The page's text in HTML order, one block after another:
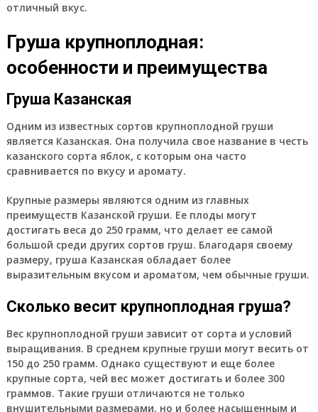
отличный вкус.
Груша крупноплодная:
особенности и преимущества
Груша Казанская
Одним из известных сортов крупноплодной груши
является Казанская. Она получила свое название в честь
казанского сорта яблок, с которым она часто
сравнивается по вкусу и аромату.
Крупные размеры являются одним из главных
преимуществ Казанской груши. Ее плоды могут
достигать веса до 250 грамм, что делает ее самой
большой среди других сортов груш. Благодаря своему
размеру, груша Казанская обладает более
выразительным вкусом и ароматом, чем обычные груши.
Сколько весит крупноплодная груша?
Вес крупноплодной груши зависит от сорта и условий
выращивания. В среднем крупные груши могут весить от
150 до 250 грамм. Однако существуют и еще более
крупные сорта, чей вес может достигать и более 300
граммов. Такие груши отличаются не только
внушительными размерами, но и более насыщенным и